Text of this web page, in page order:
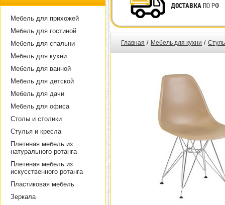
Мебель для прихожей
Мебель для гостиной
Мебель для спальни
Мебель для кухни
Мебель для ванной
Мебель для детской
Мебель для дачи
Мебель для офиса
Столы и столики
Стулья и кресла
Плетеная мебель из
натурального ротанга
Плетеная мебель из
искусственного ротанга
Пластиковая мебель
Зеркала
ДОСТАВКАПО РФ
Главная / Мебель для кухни /